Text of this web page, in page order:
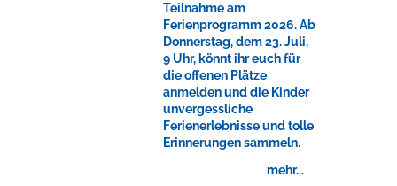
Teilnahme am
Ferienprogramm 2026. Ab
Donnerstag, dem 23. Juli,
9 Uhr, könnt ihr euch für
die offenen Plätze
anmelden und die Kinder
unvergessliche
Ferienerlebnisse und tolle
Erinnerungen sammeln.
mehr...